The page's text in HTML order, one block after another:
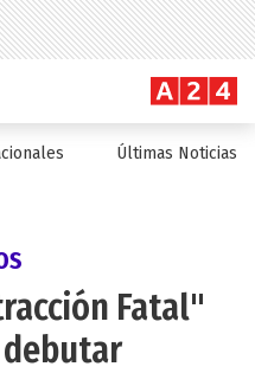
Últimas Noticias
Fatal"